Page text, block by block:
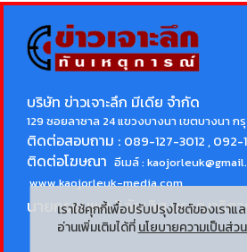
บริษัท ข่าวเจาะลึก มีเดีย จำกัด
129 ซอยลาซาล 24 แขวงบางนา เขตบางนา ก
ติดต่อสอบถาม : 089-127-3012 ,
ติดต่อโฆษณา อีเมล์ :
www.kaojorleuk-media.com
นายกรธนพล วิลัยเลิศบรรณาธิกา
เราใช้คุกกี้เพื่อปรับปรุงไซต์ของเรา
อ่านเพิ่มเติมได้ที่ นโยบายความเป็นส่ว